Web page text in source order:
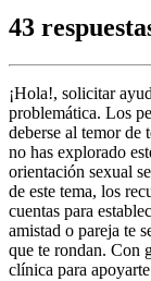
43
¡Hola!, solicitar
problemática. Los
deberse al temor de
no has explorado
orientación sexual
de este tema, los
cuentas para
amistad o pareja te
que te rondan. Con
clínica para